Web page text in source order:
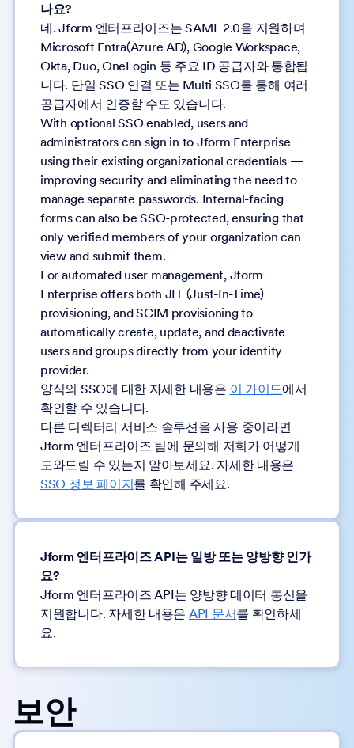
나요?
네. Jform 엔터프라이즈는 SAML 2.0을 지원하며
Microsoft Entra(Azure AD), Google Workspace,
Okta, Duo, OneLogin 등 주요 ID 공급자와 통합됩
니다. 단일 SSO 연결 또는 Multi SSO를 통해 여러
공급자에서 인증할 수도 있습니다.
With optional SSO enabled, users and
administrators can sign in to Jform Enterprise
using their existing organizational credentials —
improving security and eliminating the need to
manage separate passwords. Internal-facing
forms can also be SSO-protected, ensuring that
only verified members of your organization can
view and submit them.
For automated user management, Jform
Enterprise offers both JIT (Just-In-Time)
provisioning, and SCIM provisioning to
automatically create, update, and deactivate
users and groups directly from your identity
provider.
양식의 SSO에 대한 자세한 내용은 이 가이드에서
확인할 수 있습니다.
다른 디렉터리 서비스 솔루션을 사용 중이라면
Jform 엔터프라이즈 팀에 문의해 저희가 어떻게
도와드릴 수 있는지 알아보세요. 자세한 내용은
SSO 정보 페이지를 확인해 주세요.
Jform 엔터프라이즈 API는 일방 또는 양방향 인가
요?
Jform 엔터프라이즈 API는 양방향 데이터 통신을
지원합니다. 자세한 내용은 API 문서를 확인하세
요.
보안